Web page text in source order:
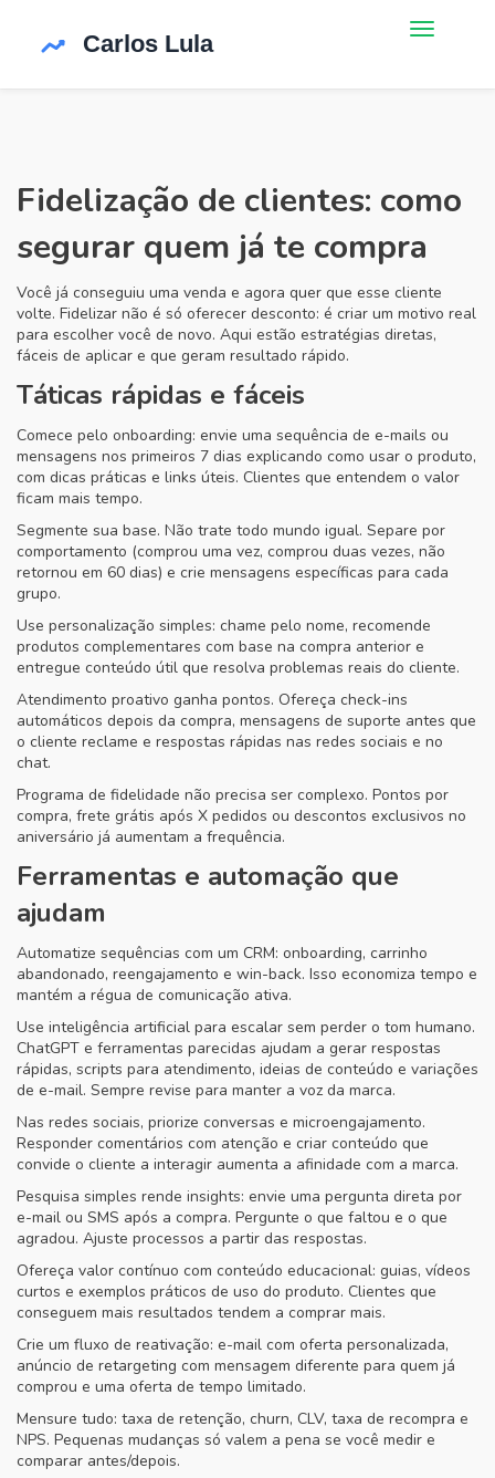
Fidelização de clientes: como
segurar quem já te compra
Você já conseguiu uma venda e agora quer que esse cliente
volte. Fidelizar não é só oferecer desconto: é criar um motivo real
para escolher você de novo. Aqui estão estratégias diretas,
fáceis de aplicar e que geram resultado rápido.
Táticas rápidas e fáceis
Comece pelo onboarding: envie uma sequência de e-mails ou
mensagens nos primeiros 7 dias explicando como usar o produto,
com dicas práticas e links úteis. Clientes que entendem o valor
ficam mais tempo.
Segmente sua base. Não trate todo mundo igual. Separe por
comportamento (comprou uma vez, comprou duas vezes, não
retornou em 60 dias) e crie mensagens específicas para cada
grupo.
Use personalização simples: chame pelo nome, recomende
produtos complementares com base na compra anterior e
entregue conteúdo útil que resolva problemas reais do cliente.
Atendimento proativo ganha pontos. Ofereça check-ins
automáticos depois da compra, mensagens de suporte antes que
o cliente reclame e respostas rápidas nas redes sociais e no
chat.
Programa de fidelidade não precisa ser complexo. Pontos por
compra, frete grátis após X pedidos ou descontos exclusivos no
aniversário já aumentam a frequência.
Ferramentas e automação que
ajudam
Automatize sequências com um CRM: onboarding, carrinho
abandonado, reengajamento e win-back. Isso economiza tempo e
mantém a régua de comunicação ativa.
Use inteligência artificial para escalar sem perder o tom humano.
ChatGPT e ferramentas parecidas ajudam a gerar respostas
rápidas, scripts para atendimento, ideias de conteúdo e variações
de e-mail. Sempre revise para manter a voz da marca.
Nas redes sociais, priorize conversas e microengajamento.
Responder comentários com atenção e criar conteúdo que
convide o cliente a interagir aumenta a afinidade com a marca.
Pesquisa simples rende insights: envie uma pergunta direta por
e-mail ou SMS após a compra. Pergunte o que faltou e o que
agradou. Ajuste processos a partir das respostas.
Ofereça valor contínuo com conteúdo educacional: guias, vídeos
curtos e exemplos práticos de uso do produto. Clientes que
conseguem mais resultados tendem a comprar mais.
Crie um fluxo de reativação: e-mail com oferta personalizada,
anúncio de retargeting com mensagem diferente para quem já
comprou e uma oferta de tempo limitado.
Mensure tudo: taxa de retenção, churn, CLV, taxa de recompra e
NPS. Pequenas mudanças só valem a pena se você medir e
comparar antes/depois.